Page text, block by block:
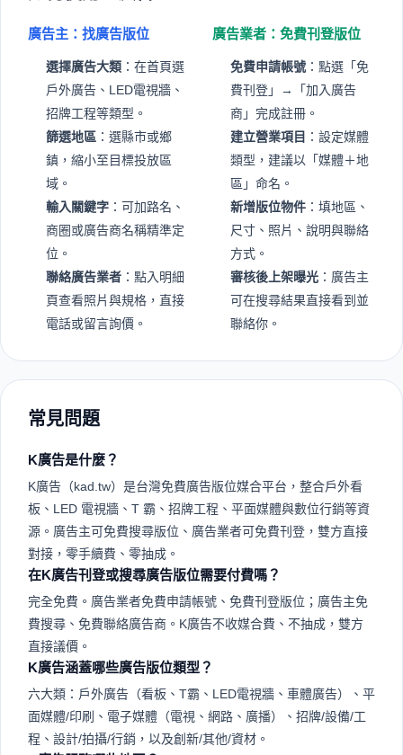
廣告主：找廣告版位
選擇廣告大類 ：在首頁選
戶外廣告、LED電視牆、
招牌工程等類型。
篩選地區 ：選縣市或鄉
鎮，縮小至目標投放區
域。
輸入關鍵字 ：可加路名、
商圈或廣告商名稱精準定
位。
聯絡廣告業者 ：點入明細
頁查看照片與規格，直接
電話或留言詢價。
廣告業者：免費刊登版位
免費申請帳號 ：點選「免
費刊登」→「加入廣告
商」完成註冊。
建立營業項目 ：設定媒體
類型，建議以「媒體＋地
區」命名。
新增版位物件 ：填地區、
尺寸、照片、說明與聯絡
方式。
審核後上架曝光 ：廣告主
可在搜尋結果直接看到並
聯絡你。
常見問題
K廣告是什麼？
K廣告（kad.tw）是台灣免費廣告版位媒合平台，整合戶外看
板、LED 電視牆、T 霸、招牌工程、平面媒體與數位行銷等資
源。廣告主可免費搜尋版位、廣告業者可免費刊登，雙方直接
對接，零手續費、零抽成。
在K廣告刊登或搜尋廣告版位需要付費嗎？
完全免費。廣告業者免費申請帳號、免費刊登版位；廣告主免
費搜尋、免費聯絡廣告商。K廣告不收媒合費、不抽成，雙方
直接議價。
K廣告涵蓋哪些廣告版位類型？
六大類：戶外廣告（看板、T霸、LED電視牆、車體廣告）、平
面媒體/印刷、電子媒體（電視、網路、廣播）、招牌/設備/工
程、設計/拍攝/行銷，以及創新/其他/資材。